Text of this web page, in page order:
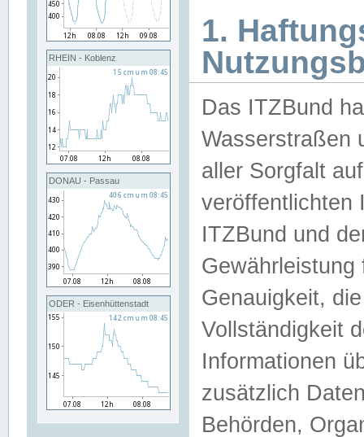
RHEIN - Koblenz
DONAU - Passau
ODER - Eisenhüttenstadt
1.
Das ITZBund
Wasserstraßen
aller Sorgfalt
veröffentlichten
ITZBund und
Genauigkeit,
Vollständigkeit
Informationen
zusätzlich
Behörden,